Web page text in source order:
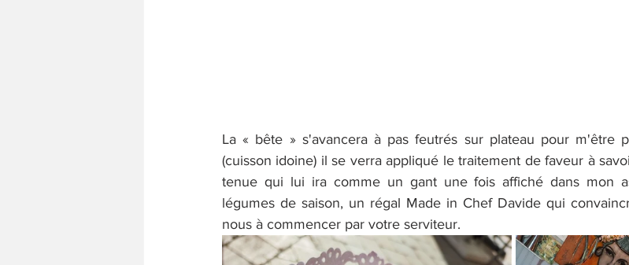
La « bête » s'avancera à pas feutrés sur plateau pour m'être
(cuisson idoine) il se verra appliqué le traitement de faveur à
tenue qui lui ira comme un gant une fois affiché dans mon
légumes de saison, un régal Made in Chef Davide qui
nous à commencer par votre serviteur.